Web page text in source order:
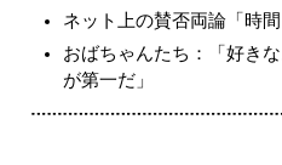
ネット上の賛否両論「時
おばちゃんたち：「好き
が第一だ」